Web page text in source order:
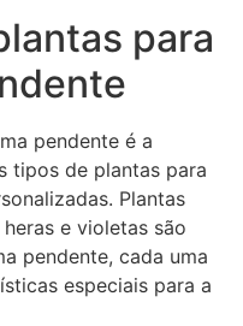
para
pendente é a
tipos de plantas para
Plantas
e violetas são
pendente, cada uma
especiais para a